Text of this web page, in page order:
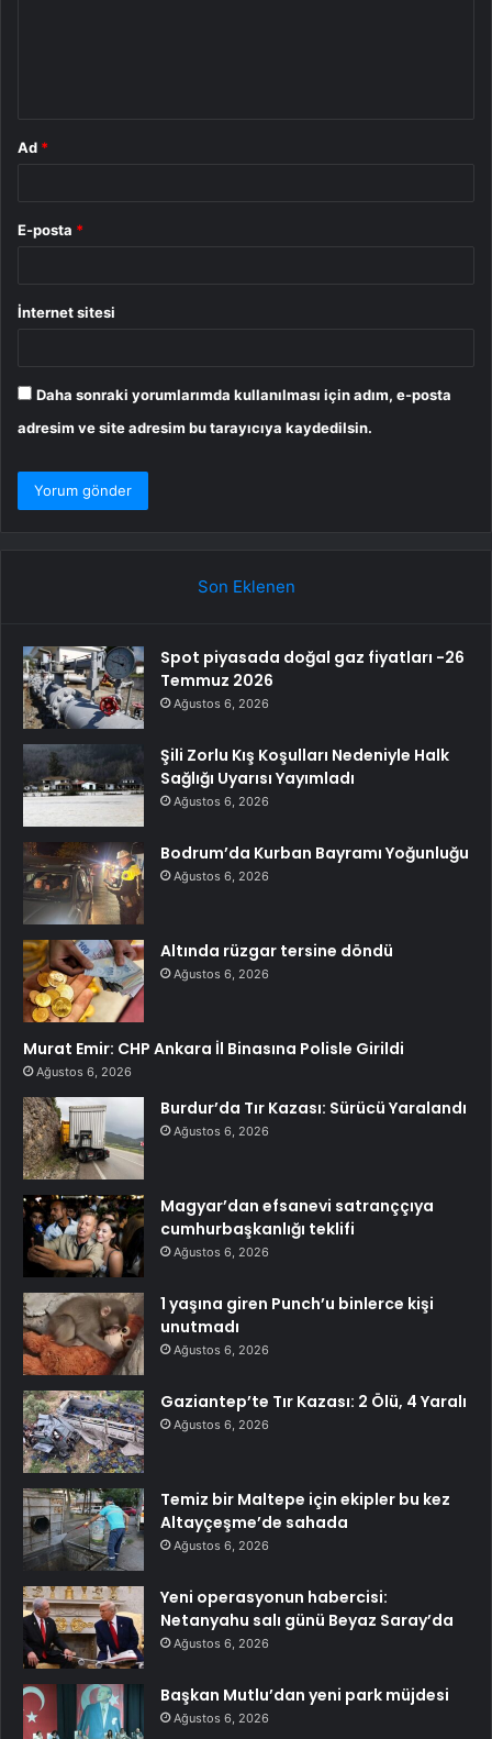
Ad *
E-posta *
İnternet sitesi
Daha sonraki yorumlarımda kullanılması için adım, e-posta
adresim ve site adresim bu tarayıcıya kaydedilsin.
Son Eklenen
Spot piyasada doğal gaz fiyatları -26
Temmuz 2026
Ağustos 6, 2026
Şili Zorlu Kış Koşulları Nedeniyle Halk
Sağlığı Uyarısı Yayımladı
Ağustos 6, 2026
Bodrum’da Kurban Bayramı Yoğunluğu
Ağustos 6, 2026
Altında rüzgar tersine döndü
Ağustos 6, 2026
Murat Emir: CHP Ankara İl Binasına Polisle Girildi
Ağustos 6, 2026
Burdur’da Tır Kazası: Sürücü Yaralandı
Ağustos 6, 2026
Magyar’dan efsanevi satranççıya
cumhurbaşkanlığı teklifi
Ağustos 6, 2026
1 yaşına giren Punch’u binlerce kişi
unutmadı
Ağustos 6, 2026
Gaziantep’te Tır Kazası: 2 Ölü, 4 Yaralı
Ağustos 6, 2026
Temiz bir Maltepe için ekipler bu kez
Altayçeşme’de sahada
Ağustos 6, 2026
Yeni operasyonun habercisi:
Netanyahu salı günü Beyaz Saray’da
Ağustos 6, 2026
Başkan Mutlu’dan yeni park müjdesi
Ağustos 6, 2026